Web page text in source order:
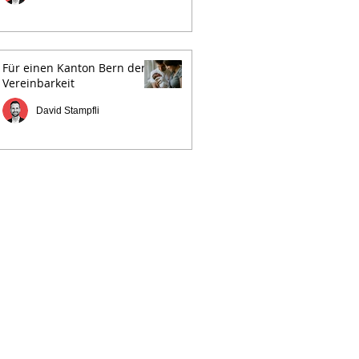
Für einen Kanton Bern der
Vereinbarkeit
David Stampfli